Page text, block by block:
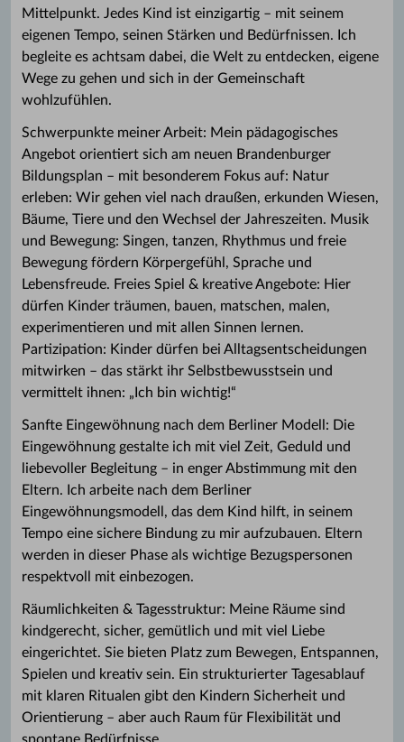
Mittelpunkt. Jedes Kind ist einzigartig – mit seinem
eigenen Tempo, seinen Stärken und Bedürfnissen. Ich
begleite es achtsam dabei, die Welt zu entdecken, eigene
Wege zu gehen und sich in der Gemeinschaft
wohlzufühlen.
Schwerpunkte meiner Arbeit: Mein pädagogisches
Angebot orientiert sich am neuen Brandenburger
Bildungsplan – mit besonderem Fokus auf: Natur
erleben: Wir gehen viel nach draußen, erkunden Wiesen,
Bäume, Tiere und den Wechsel der Jahreszeiten. Musik
und Bewegung: Singen, tanzen, Rhythmus und freie
Bewegung fördern Körpergefühl, Sprache und
Lebensfreude. Freies Spiel & kreative Angebote: Hier
dürfen Kinder träumen, bauen, matschen, malen,
experimentieren und mit allen Sinnen lernen.
Partizipation: Kinder dürfen bei Alltagsentscheidungen
mitwirken – das stärkt ihr Selbstbewusstsein und
vermittelt ihnen: „Ich bin wichtig!“
Sanfte Eingewöhnung nach dem Berliner Modell: Die
Eingewöhnung gestalte ich mit viel Zeit, Geduld und
liebevoller Begleitung – in enger Abstimmung mit den
Eltern. Ich arbeite nach dem Berliner
Eingewöhnungsmodell, das dem Kind hilft, in seinem
Tempo eine sichere Bindung zu mir aufzubauen. Eltern
werden in dieser Phase als wichtige Bezugspersonen
respektvoll mit einbezogen.
Räumlichkeiten & Tagesstruktur: Meine Räume sind
kindgerecht, sicher, gemütlich und mit viel Liebe
eingerichtet. Sie bieten Platz zum Bewegen, Entspannen,
Spielen und kreativ sein. Ein strukturierter Tagesablauf
mit klaren Ritualen gibt den Kindern Sicherheit und
Orientierung – aber auch Raum für Flexibilität und